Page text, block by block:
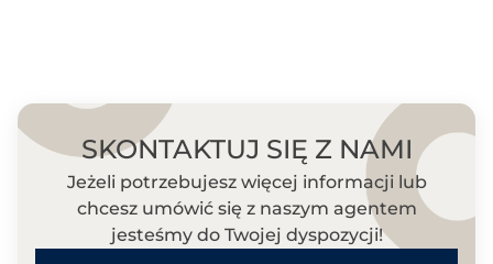
SKONTAKTUJ SIĘ Z NAMI
Jeżeli potrzebujesz więcej informacji lub
chcesz umówić się z naszym agentem
jesteśmy do Twojej dyspozycji!